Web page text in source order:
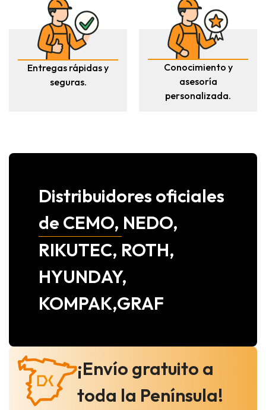
Entregas rápidas y
seguras.
Conocimiento y
asesoría
personalizada.
Distribuidores oficiales
de CEMO, NEDO,
RIKUTEC, ROTH,
HYUNDAY,
KOMPAK,GRAF
¡Envío gratuito a
toda la Península!